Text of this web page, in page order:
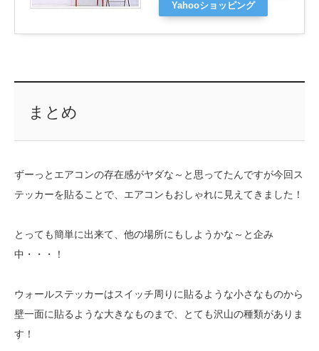
Yahooショッピング
まとめ
ずーっとエアコンの存在感がヤダな～と思ってたんですが今回ス
テッカーを貼ることで、エアコンもおしゃれに見えてきました！
とっても簡単に出来て、他の場所にもしようかな～と企み
中・・・！
ウォールステッカーはスイッチ周りに貼るような小さなものから
壁一面に貼るような大きなものまで、とても沢山の種類がありま
す！